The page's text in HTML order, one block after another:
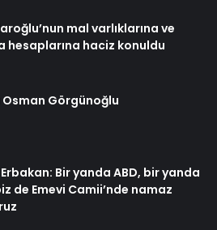
mal varlıklarına ve
hesaplarına haciz konuldu
Osman Görgünoğlu
Bir yanda ABD, bir yanda
de Emevi Camii’nde namaz